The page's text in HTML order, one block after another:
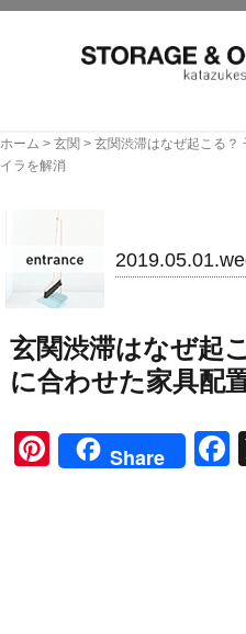
ホーム > 玄関 > 玄関渋滞はなぜ起こる？
イラを解消
玄関渋滞はなぜ起
に合わせた家具配
Pinterest
Share